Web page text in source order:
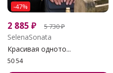
-47%
2 885 ₽ 5 730₽
SelenaSonata
Красивая одното...
50 54